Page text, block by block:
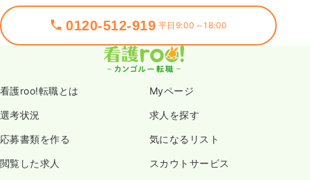
0120-512-919 平日9:00～18:00
看護roo!転職とは Myページ
選考状況 求人を探す
応募書類を作る 気になるリスト
閲覧した求人 スカウトサービス